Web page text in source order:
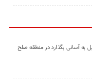
به آسانی بگذارد در منطقه صلح